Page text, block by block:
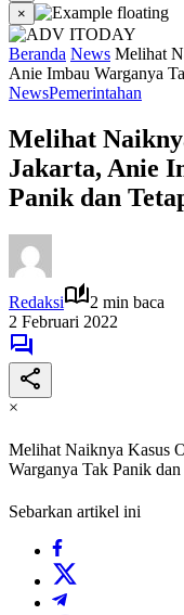
×
Beranda News Melihat
Anie Imbau Warganya
NewsPemerintahan
Melihat
Jakarta, Anie
Panik dan
Redaksi
2 min baca
2 Februari 2022
×
Melihat Naiknya Kasus
Warganya Tak Panik
Sebarkan artikel ini